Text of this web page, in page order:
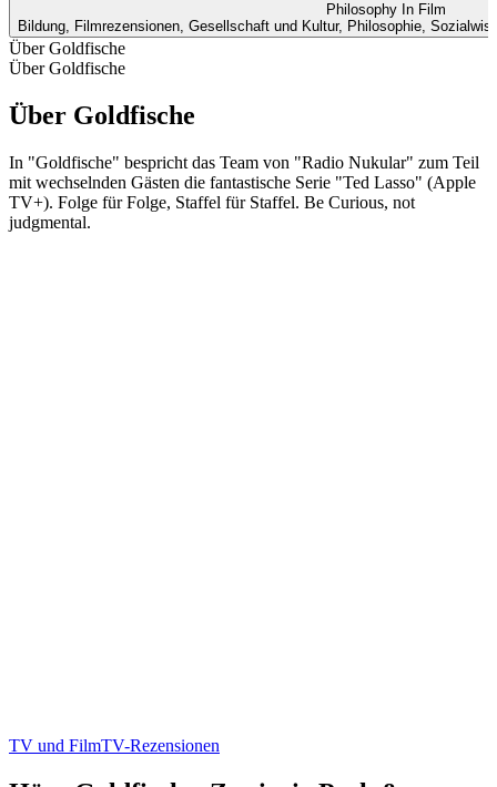
Philosophy In Film
Bildung, Filmrezensionen, Gesellschaft und Kultur, Philosophie,
Über Goldfische
Über Goldfische
Über Goldfische
In "Goldfische" bespricht das Team von "Radio Nukular" zum Teil
mit wechselnden Gästen die fantastische Serie "Ted Lasso" (Apple
TV+). Folge für Folge, Staffel für Staffel. Be Curious, not
judgmental.
TV und FilmTV-Rezensionen